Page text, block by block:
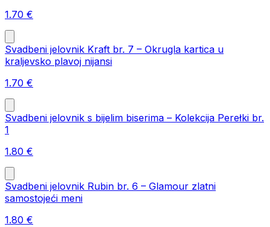
1.70 €
Svadbeni jelovnik Kraft br. 7 – Okrugla kartica u
kraljevsko plavoj nijansi
1.70 €
Svadbeni jelovnik s bijelim biserima – Kolekcija Perełki br.
1
1.80 €
Svadbeni jelovnik Rubin br. 6 – Glamour zlatni
samostojeći meni
1.80 €